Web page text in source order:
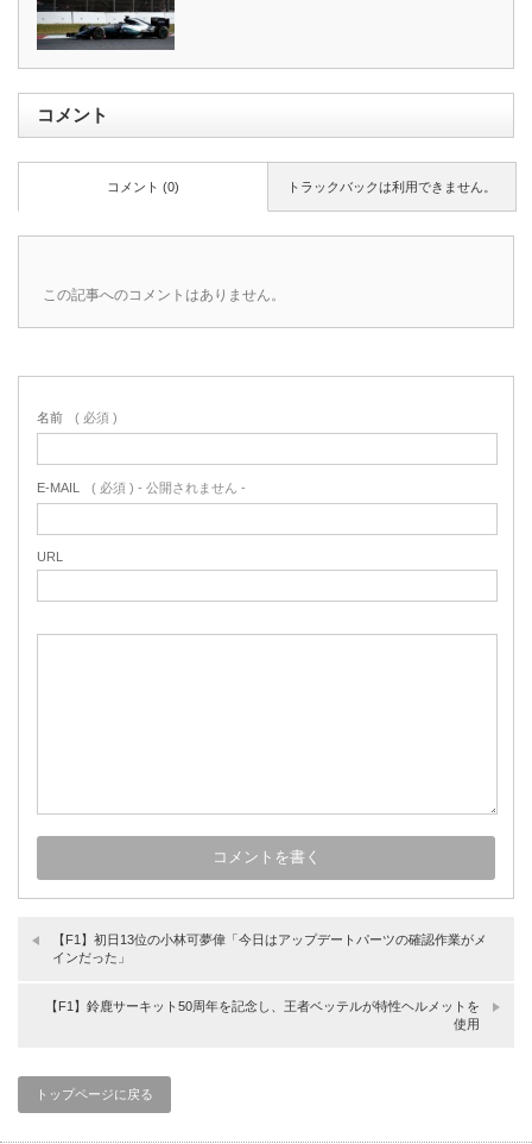
コメント
トラックバックは利用できません。
コメント (0)
この記事へのコメントはありません。
名前 ( 必須 )
E-MAIL ( 必須 ) - 公開されません -
URL
【F1】初日13位の小林可夢偉「今日はアップデートパーツの確認作業がメ
インだった」
【F1】鈴鹿サーキット50周年を記念し、王者ベッテルが特性ヘルメットを
使用
トップページに戻る